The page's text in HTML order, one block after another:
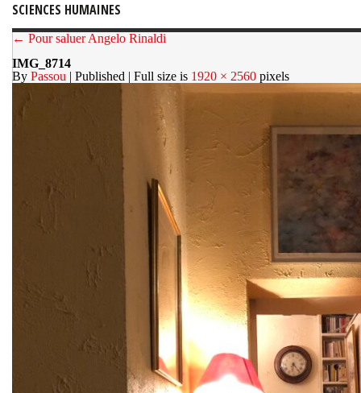
SCIENCES HUMAINES
← Pour saluer Angelo Rinaldi
IMG_8714
By Passou | Published | Full size is 1920 × 2560 pixels